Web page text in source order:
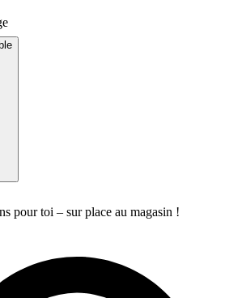
pour toi – sur place au magasin !